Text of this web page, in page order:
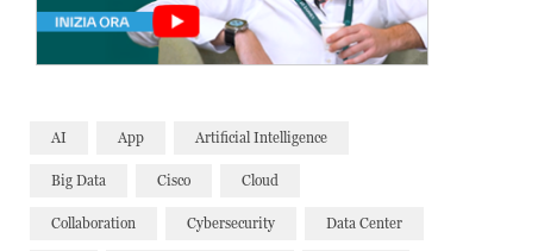
AI App Artificial Intelligence
Big Data Cisco Cloud
Collaboration Cybersecurity Data Center